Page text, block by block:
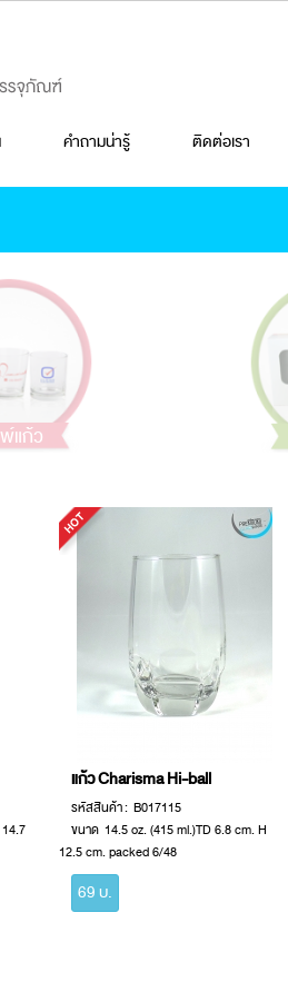
คำถามน่ารู้ ติดต่อเรา
แก้ว
แก้ว Charisma Hi-ball
รหัสสินค้า : B017115
ขนาด 14.5 oz. (415 ml.)TD 6.8 cm. H
12.5 cm. packed 6/48
69 บ.